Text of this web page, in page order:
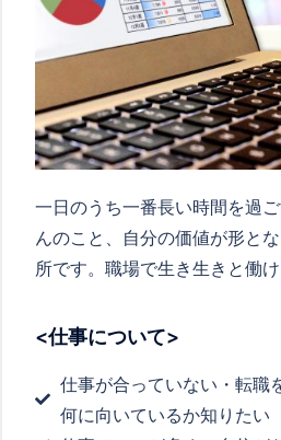
一日のうち一番長い時間を過
んのこと、自分の価値が形と
所です。職場で生き生きと働
<仕事について>
仕事が合っていない・転職
何に向いているか知りたい